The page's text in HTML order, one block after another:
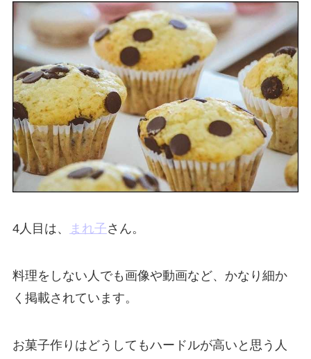
4人目は、 まれ子さん。
料理をしない人でも画像や動画など、かなり細か
く掲載されています。
お菓子作りはどうしてもハードルが高いと思う人